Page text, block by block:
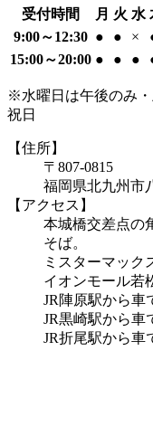
受付時間 月 火 水
9:00～12:30 ● ● ×
15:00～20:00 ● ● ●
※水曜日は午後のみ・
祝日
【住所】
〒807-0815
福岡県北九州市
【アクセス】
本城橋交差点の
そば。
ミスターマック
イオンモール若
JR陣原駅から車
JR黒崎駅から車
JR折尾駅から車